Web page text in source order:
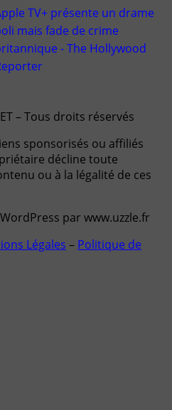
TV+ présente un drame
mais fade de crime
- The Hollywood
– Tous droits réservés
sponsorisés ou affiliés
décline toute
ou à la légalité de ces
par www.uzzle.fr
Légales – Politique de